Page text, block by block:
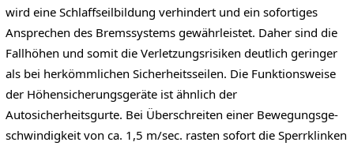
wird eine Schlaffseilbildung verhindert und ein sofortiges
Ansprechen des Bremssystems gewährleistet. Daher sind die
Fallhöhen und somit die Verletzungsrisiken deutlich geringer
als bei herkömmlichen Sicherheitsseilen. Die Funktionsweise
der Höhensicherungsgeräte ist ähnlich der
Autosicherheitsgurte. Bei Überschreiten einer Bewegungsge-
schwindigkeit von ca. 1,5 m/sec. rasten sofort die Sperrklinken